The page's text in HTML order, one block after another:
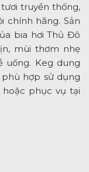
truyền thống,
chính hãng. Sản
bia hơi Thủ Đô
mùi thơm nhẹ
uống. Keg dung
hợp sử dụng
phục vụ tại